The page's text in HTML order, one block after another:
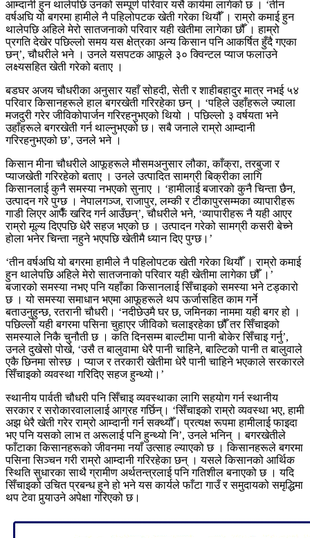
आम्दानी हुन थालेपछि उनको सम्पूर्ण परिवार यसै कार्यमा लागेको छ । ‘तीन
वर्षअघि यो बगरमा हामीले नै पहिलोपटक खेती गरेका थियौँ । राम्रो कमाई हुन
थालेपछि अहिले मेरो सातजनाको परिवार यही खेतीमा लागेका छौँ । हाम्रो
प्रगति देखेर पछिल्लो समय यस क्षेत्रका अन्य किसान पनि आकर्षित हुँदै गएका
छन्’, चौधरीले भने । उनले यसपटक आफूले ३० क्विन्टल प्याज फलाउने
लक्ष्यसहित खेती गरेको बताए ।
बडघर अजय चौधरीका अनुसार यहाँ सोहदी, सेती र शाहीबहादुर मात्र नभई ५४
परिवार किसानहरूले हाल बगरखेती गरिरहेका छन् । ‘पहिले उहाँहरूले ज्याला
मजदुरी गरेर जीविकोपार्जन गरिरहनुभएको थियो । पछिल्लो ३ वर्षयता भने
उहाँहरूले बगरखेती गर्न थाल्नुभएको छ। सबै जनाले राम्रो आम्दानी
गरिरहनुभएको छ’, उनले भने ।
किसान मीना चौधरीले आफूहरूले मौसमअनुसार लौका, काँक्रा, तरबुजा र
प्याजखेती गरिरहेको बताए । उनले उत्पादित सामग्री बिक्रीका लागि
किसानलाई कुनै समस्या नभएको सुनाए । ‘हामीलाई बजारको कुनै चिन्ता छैन,
उत्पादन गरे पुग्छ । नेपालगञ्ज, राजापुर, लम्की र टीकापुरसम्मका व्यापारीहरू
गाडी लिएर आफैँ खरिद गर्न आउँछन्’, चौधरीले भने, ‘व्‍यापारीहरू नै यही आएर
राम्रो मूल्य दिएपछि धेरै सहज भएको छ । उत्पादन गरेको सामग्री कसरी बेच्ने
होला भनेर चिन्ता नहुने भएपछि खेतीमै ध्यान दिए पुग्छ।’
‘तीन वर्षअघि यो बगरमा हामीले नै पहिलोपटक खेती गरेका थियौँ । राम्रो कमाई
हुन थालेपछि अहिले मेरो सातजनाको परिवार यही खेतीमा लागेका छौँ ।’
बजारको समस्या नभए पनि यहाँका किसानलाई सिँचाइको समस्या भने टड्कारो
छ । यो समस्या समाधान भएमा आफूहरूले थप ऊर्जासहित काम गर्ने
बताउनुहुन्छ, रतरानी चौधरी। ‘नदीछेउमै घर छ, जमिनका नाममा यही बगर हो ।
पछिल्लो यही बगरमा पसिना चुहाएर जीविको चलाइरहेका छौँ तर सिँचाइको
समस्याले निकै चुनौती छ । कति दिनसम्म बाल्टीमा पानी बोकेर सिँचाइ गर्नु’,
उनले दुखेसो पोखे, ‘उसै त बालुवामा धेरै पानी चाहिने, बाल्टिको पानी त बालुवाले
एकै छिनमा सोस्छ । प्याज र तरकारी खेतीमा धेरै पानी चाहिने भएकाले सरकारले
सिँचाइको व्यवस्था गरिदिए सहज हुन्थ्यो।’
स्थानीय पार्वती चौधरी पनि सिँचाइ व्यवस्थाका लागि सहयोग गर्न स्थानीय
सरकार र सरोकारवालालाई आग्रह गर्छिन्। ‘सिँचाइको राम्रो व्यवस्था भए, हामी
अझ धेरै खेती गरेर राम्रो आम्दानी गर्न सक्थ्यौँ। प्रत्यक्ष रूपमा हामीलाई फाइदा
भए पनि यसको लाभ त अरूलाई पनि हुन्थ्यो नि’, उनले भनिन् । बगरखेतीले
फाँटाका किसानहरूको जीवनमा नयाँ उत्साह ल्याएको छ । किसानहरूले बगरमा
पसिना सिञ्चन गरी राम्रो आम्दानी गरिरहेका छन् । यसले किसानको आर्थिक
स्थिति सुधारका साथै ग्रामीण अर्थतन्त्रलाई पनि गतिशील बनाएको छ । यदि
सिँचाइको उचित प्रबन्ध हुने हो भने यस कार्यले फाँटा गाउँ र समुदायको समृद्धिमा
थप टेवा पुर्‍याउने अपेक्षा गरिएको छ।